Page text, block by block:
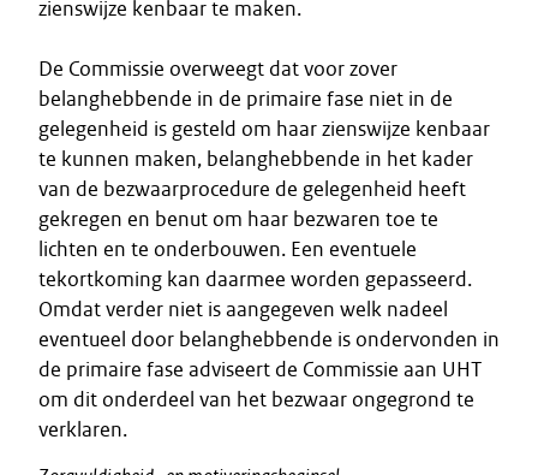
zienswijze kenbaar te maken.
De Commissie overweegt dat voor zover
belanghebbende in de primaire fase niet in de
gelegenheid is gesteld om haar zienswijze kenbaar
te kunnen maken, belanghebbende in het kader
van de bezwaarprocedure de gelegenheid heeft
gekregen en benut om haar bezwaren toe te
lichten en te onderbouwen. Een eventuele
tekortkoming kan daarmee worden gepasseerd.
Omdat verder niet is aangegeven welk nadeel
eventueel door belanghebbende is ondervonden in
de primaire fase adviseert de Commissie aan UHT
om dit onderdeel van het bezwaar ongegrond te
verklaren.